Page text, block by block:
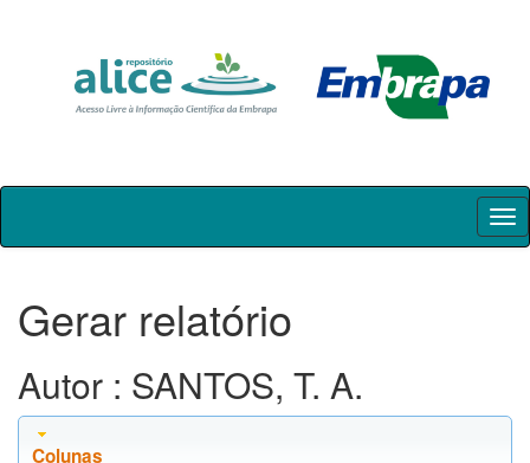
Skip
Gerar relatório
Autor : SANTOS, T. A.
Colunas